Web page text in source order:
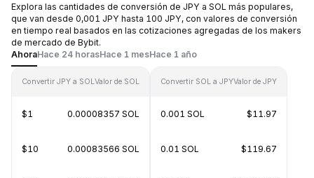
Explora las cantidades de conversión de JPY a SOL más populares,
que van desde 0,001 JPY hasta 100 JPY, con valores de conversión
en tiempo real basados en las cotizaciones agregadas de los makers
de mercado de Bybit.
AhoraHace 24 horasHace 1 mesHace 1 año
Convertir JPY a SOLValor de SOL
$1 0.00008357 SOL
$10 0.00083566 SOL
Convertir SOL a JPYValor de JPY
0.001 SOL $11.97
0.01 SOL $119.67